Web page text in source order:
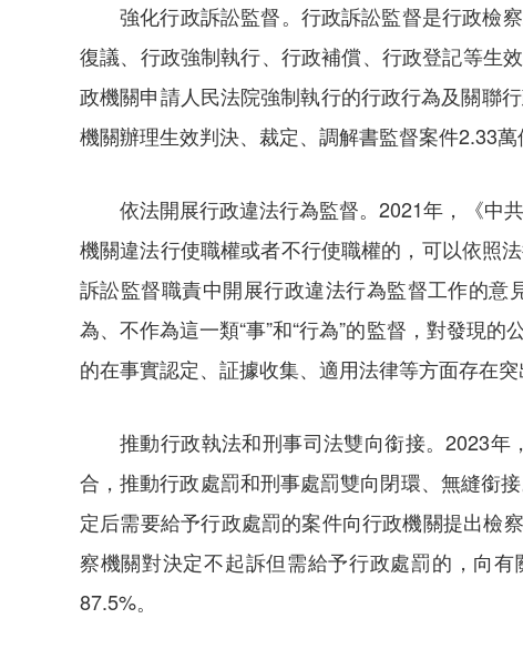
強化行政訴訟監督。行政訴訟監督是行政檢
復議、行政強制執行、行政補償、行政登記等生
政機關申請人民法院強制執行的行政行為及關聯
機關辦理生效判決、裁定、調解書監督案件2.33
依法開展行政違法行為監督。2021年，《中
機關違法行使職權或者不行使職權的，可以依照
訴訟監督職責中開展行政違法行為監督工作的
為、不作為這一類“事”和“行為”的監督，對發現
的在事實認定、証據收集、適用法律等方面存在
推動行政執法和刑事司法雙向銜接。2023
合，推動行政處罰和刑事處罰雙向閉環、無縫銜
定后需要給予行政處罰的案件向行政機關提出檢
察機關對決定不起訴但需給予行政處罰的，向
87.5%。